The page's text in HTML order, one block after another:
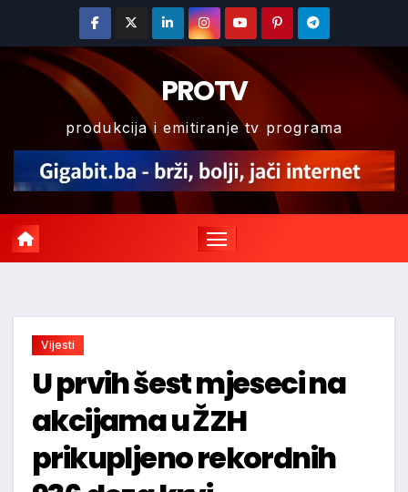
content
PROTV
produkcija i emitiranje tv programa
Vijesti
U prvih šest mjeseci na
akcijama u ŽZH
prikupljeno rekordnih